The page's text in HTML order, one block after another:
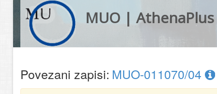
MUO | AthenaPlus
Povezani zapisi: MUO-011070/04